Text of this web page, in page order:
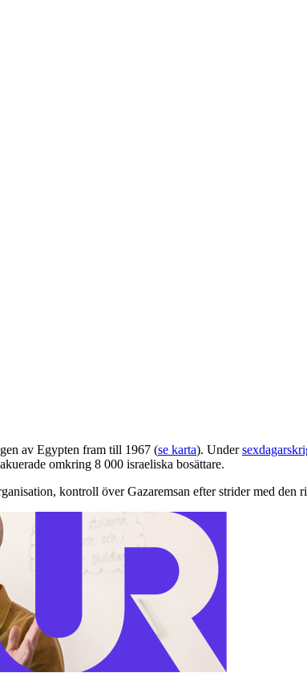
av Egypten fram till 1967 (se karta). Under
omkring 8 000 israeliska bosättare.
kontroll över Gazaremsan efter strider med den